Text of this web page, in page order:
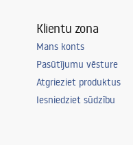
koridors/kāpņu telpa,
istaba, dzīvojamā istaba,
universāls
Klientu zona
Mans konts
Pasūtījumu vēsture
Atgrieziet produktus
Iesniedziet sūdzību